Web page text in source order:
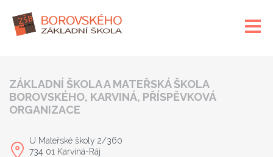
ZÁKLADNÍ ŠKOLA A MATEŘSKÁ ŠKOLA
BOROVSKÉHO, KARVINÁ, PŘÍSPĚVKOVÁ
ORGANIZACE
U Mateřské školy 2/360
734 01 Karviná-Ráj